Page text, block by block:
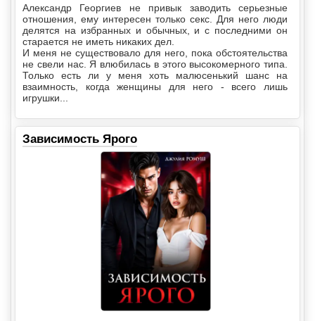
Александр Георгиев не привык заводить серьезные
отношения, ему интересен только секс. Для него люди
делятся на избранных и обычных, и с последними он
старается не иметь никаких дел.
И меня не существовало для него, пока обстоятельства
не свели нас. Я влюбилась в этого высокомерного типа.
Только есть ли у меня хоть малюсенький шанс на
взаимность, когда женщины для него - всего лишь
игрушки...
Зависимость Ярого